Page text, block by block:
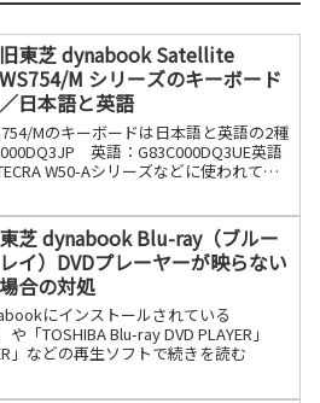
旧東芝 dynabook Satellite
WS754/M シリーズのキーボード
／日本語と英語
Mのキーボードは日本語と英語の2種
英語：G83C000DQ3UE英語
W50-Aシリーズなどに使われてい
東芝 dynabook Blu-ray（ブルー
レイ）DVDプレーヤーが映らない
場合の対処
にインストールされている
や「TOSHIBA Blu-ray DVD PLAYER」
」などの再生ソフトで続きを読む